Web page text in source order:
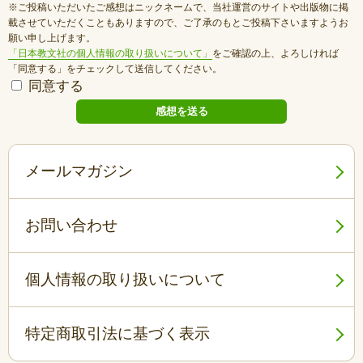
※ご投稿いただいたご感想はニックネームで、当社運営のサイトや出版物に掲
載させていただくこともありますので、ご了承のもとご投稿下さいますようお
願い申し上げます。
「日本教文社の個人情報の取り扱いについて」 をご確認の上、よろしければ
「同意する」をチェックして送信してください。
同意する
メールマガジン
お問い合わせ
個人情報の取り扱いについて
特定商取引法に基づく表示